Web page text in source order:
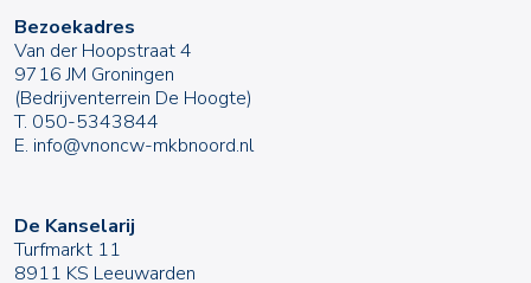
Bezoekadres
Van der Hoopstraat 4
9716 JM Groningen
(Bedrijventerrein De Hoogte)
T. 050-5343844
E. info@vnoncw-mkbnoord.nl
De Kanselarij
Turfmarkt 11
8911 KS Leeuwarden